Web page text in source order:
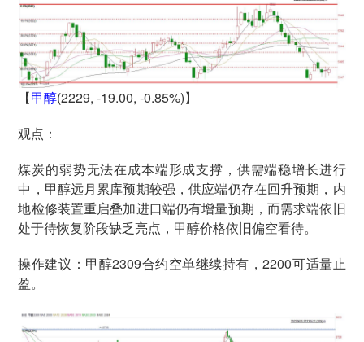
【甲醇(2229, -19.00, -0.85%)】
观点：
煤炭的弱势无法在成本端形成支撑，供需端稳增长进行
中，甲醇远月累库预期较强，供应端仍存在回升预期，内
地检修装置重启叠加进口端仍有增量预期，而需求端依旧
处于待恢复阶段缺乏亮点，甲醇价格依旧偏空看待。
操作建议：甲醇2309合约空单继续持有，2200可适量止
盈。